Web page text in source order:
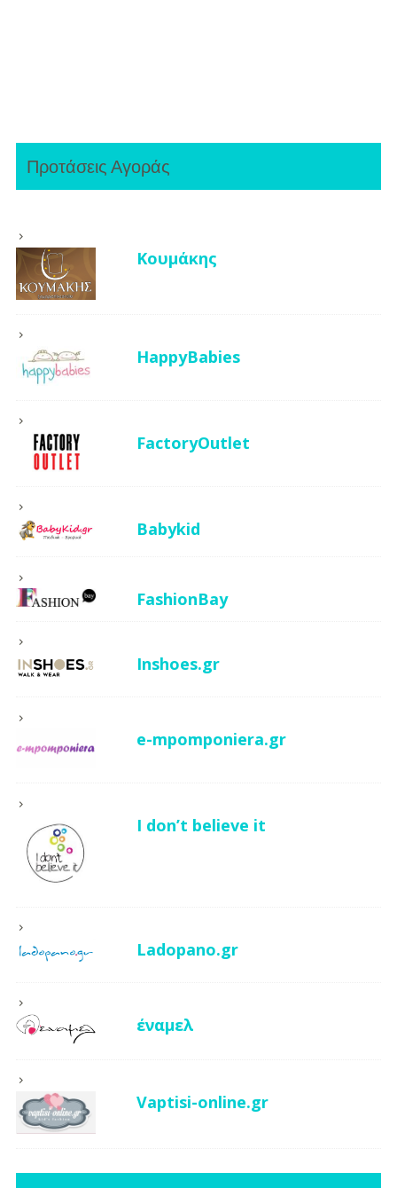
Προτάσεις Αγοράς
Κουμάκης
HappyBabies
FactoryOutlet
Babykid
FashionBay
Inshoes.gr
e-mpomponiera.gr
I don’t believe it
Ladopano.gr
έναμελ
Vaptisi-online.gr